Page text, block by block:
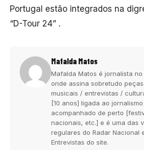
Portugal estão integrados na
“D-Tour 24” .
Mafalda Matos
Mafalda Matos é jornalista
onde assina sobretudo
musicais / entrevistas /
[10 anos] ligada ao
acompanhado de perto
nacionais, etc.] e é uma das
regulares do Radar Nacional
Entrevistas do site.